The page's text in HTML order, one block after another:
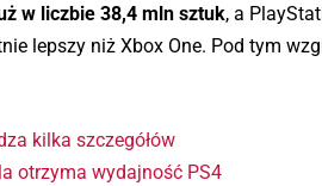
w liczbie 38,4 mln sztuk, a
lepszy niż Xbox One. Pod tym
kilka szczegółów
otrzyma wydajność PS4